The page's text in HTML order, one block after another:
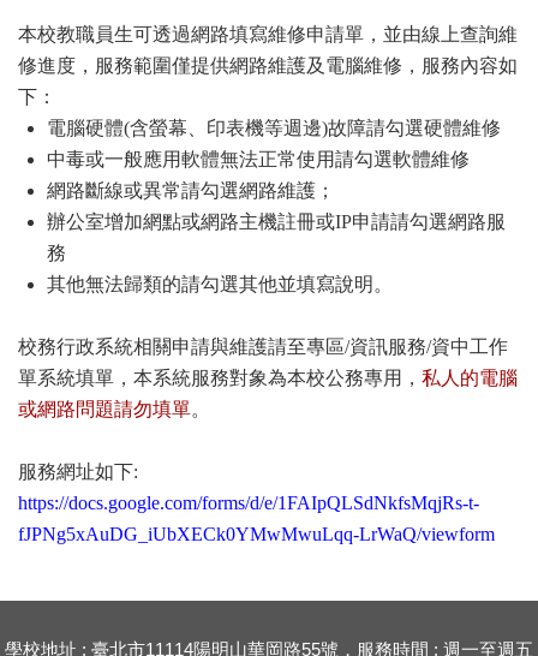
本校教職員生可透過網路填寫維修申請單，並由線上查詢維
修進度，服務範圍僅提供網路維護及電腦維修，服務內容如
下：
電腦硬體(含螢幕、印表機等週邊)故障請勾選硬體維修
中毒或一般應用軟體無法正常使用請勾選軟體維修
網路斷線或異常請勾選網路維護；
辦公室增加網點或網路主機註冊或IP申請請勾選網路服
務
其他無法歸類的請勾選其他並填寫說明。
校務行政系統相關申請與維護請至專區/資訊服務/資中工作
單系統填單，本系統服務對象為本校公務專用， 私人的電腦
或網路問題請勿填單。
服務網址如下:
https://docs.google.com/forms/d/e/1FAIpQLSdNkfsMqjRs-t-
fJPNg5xAuDG_iUbXECk0YMwMwuLqq-LrWaQ/viewform
學校地址 : 臺北市11114陽明山華岡路55號，服務時間 : 週一至週五